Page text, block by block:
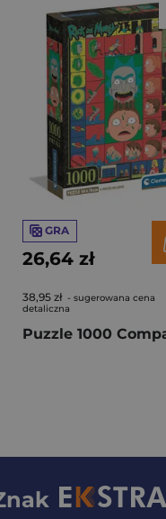
GRA
26,64 zł
38,95 zł - sugerowana cena
detaliczna